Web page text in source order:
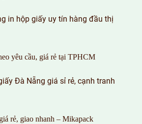
yêu cầu, giá rẻ tại TPHCM
rẻ, giao nhanh – Mikapack